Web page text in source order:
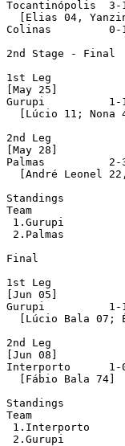
Tocantinópolis  3-
[Elias 04,
Colinas         0-
2nd Stage - Final
1st Leg
[May 25]
Gurupi          1-1
[Lúcio 11; Nona
2nd Leg
[May 28]
Palmas          2-3
[André Leonel
Standings
Team
1.Gurupi
2.Palmas
Final
1st Leg
[Jun 05]
Gurupi          1-
[Lúcio Bala 07;
2nd Leg
[Jun 08]
Interporto      1-0
  [Fábio Bala 74]
Standings
Team
1.Interporto
2.Gurupi